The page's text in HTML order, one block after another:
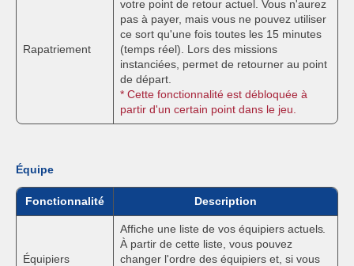
Rapatriement
votre point de retour actuel. Vous n'aurez
pas à payer, mais vous ne pouvez utiliser
ce sort qu'une fois toutes les 15 minutes
(temps réel). Lors des missions
instanciées, permet de retourner au point
de départ.
* Cette fonctionnalité est débloquée à
partir d'un certain point dans le jeu.
Équipe
Fonctionnalité Description
Équipiers
Affiche une liste de vos équipiers actuels.
À partir de cette liste, vous pouvez
changer l'ordre des équipiers et, si vous